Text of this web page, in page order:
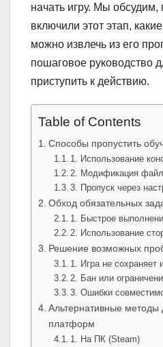
начать игру. Мы обсудим,
включили этот этап,
можно извлечь из его
пошаговое руководство
приступить к действию.
Table of Contents
Способы пропустить
1. Использование
2. Модификация
3. Пропуск через
Обход обязательных
1. Быстрое
2. Использование
Решение возможных
1. Игра не сохраняет
2. Бан или
3. Ошибки
Альтернативные методы
платформ
1. На ПК (Steam)